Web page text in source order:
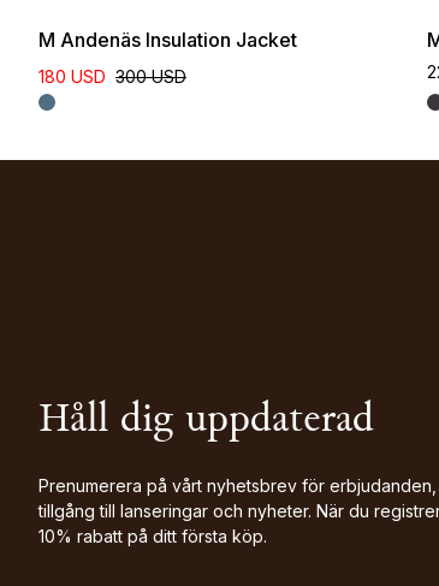
M Andenäs Insulation Jacket
180 USD 300 USD
Håll dig uppdaterad
Prenumerera på vårt nyhetsbrev för
tillgång till lanseringar och nyheter. När du
10% rabatt på ditt första köp.